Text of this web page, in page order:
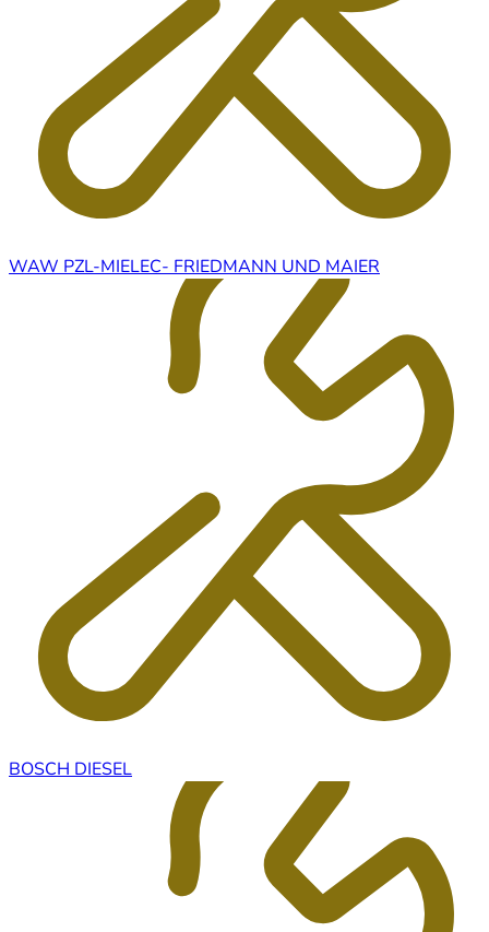
WAW PZL-MIELEC- FRIEDMANN UND MAIER
BOSCH DIESEL